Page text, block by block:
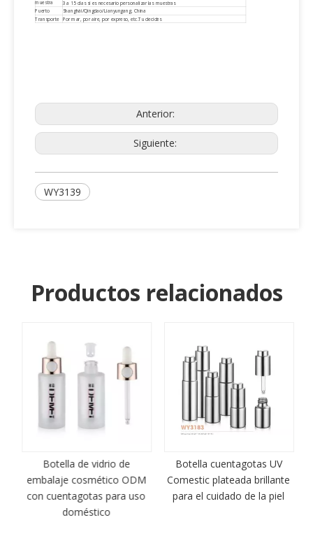
muestra 3 a 15 días si es necesario personalizar las muestras
Puerto Shanghái/Qingdao/Lianyungang, China
Transporte Por mar, por aire, por expreso, etc.Tu decides
Anterior:
Siguiente:
WY3139
Productos relacionados
Botella de vidrio de
embalaje cosmético ODM
con cuentagotas para uso
doméstico
Botella cuentagotas UV
Comestic plateada brillante
para el cuidado de la piel